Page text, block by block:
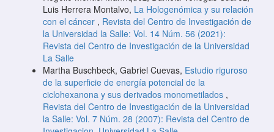
Luis Herrera Montalvo, La Hologenómica y su relación
con el cáncer , Revista del Centro de Investigación de
la Universidad la Salle: Vol. 14 Núm. 56 (2021):
Revista del Centro de Investigación de la Universidad
La Salle
Martha Buschbeck, Gabriel Cuevas, Estudio riguroso
de la superficie de energía potencial de la
ciclohexanona y sus derivados monometilados ,
Revista del Centro de Investigación de la Universidad
la Salle: Vol. 7 Núm. 28 (2007): Revista del Centro de